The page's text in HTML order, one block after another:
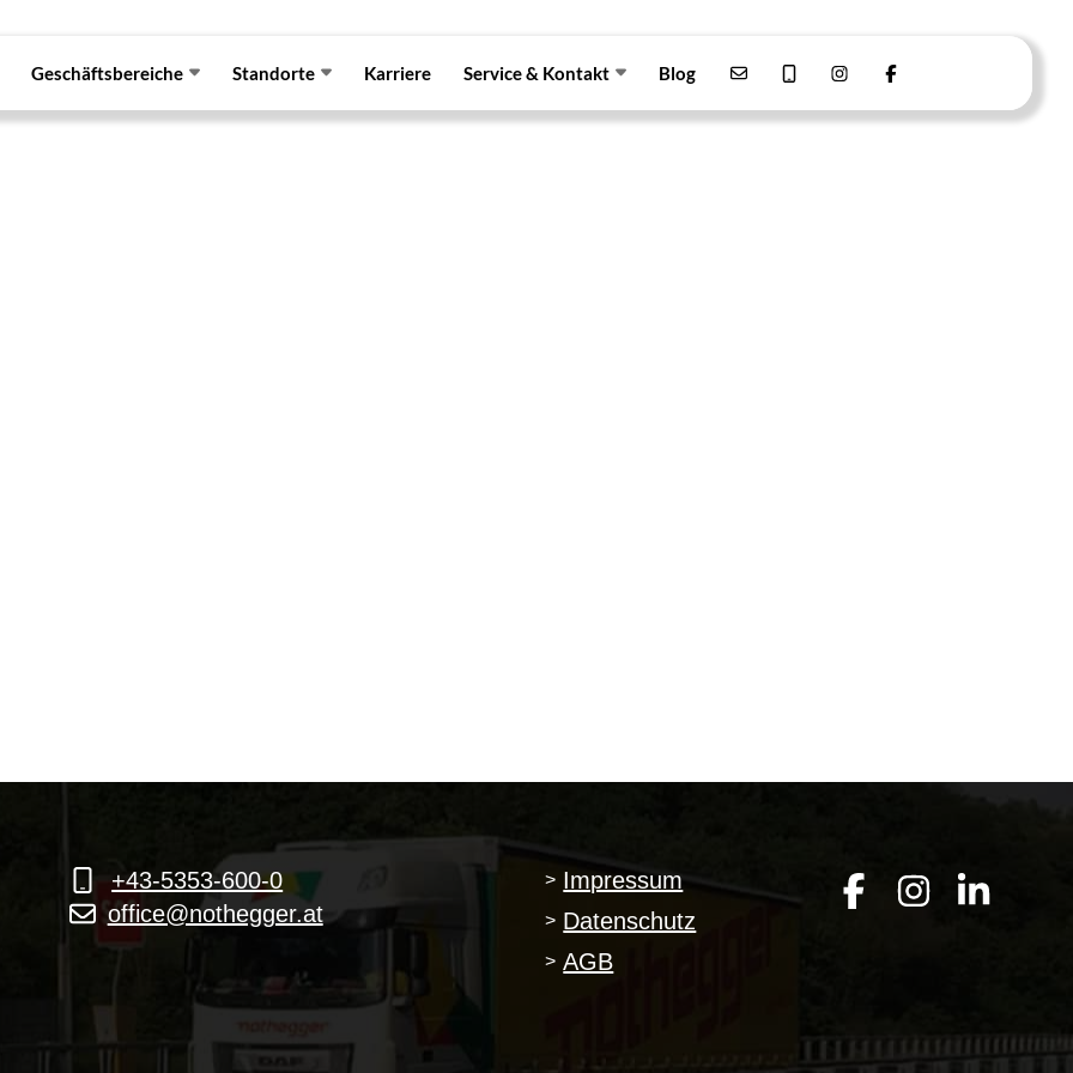
Geschäftsbereiche Standorte Karriere Service & Kontakt Blog
+43-5353-600-0
office@nothegger.at
> Impressum
> Datenschutz
> AGB